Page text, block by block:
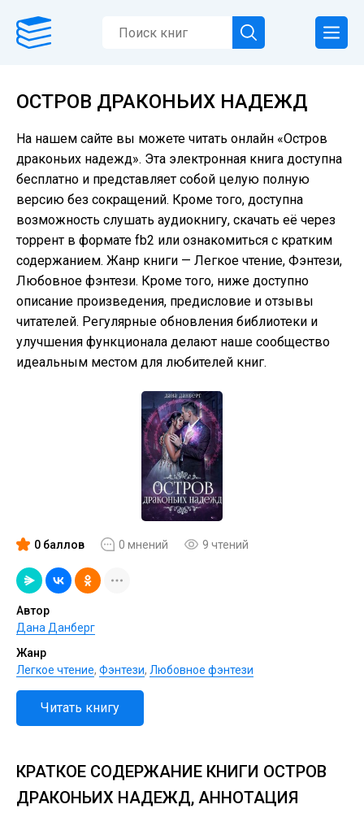
ОСТРОВ ДРАКОНЬИХ НАДЕЖД
На нашем сайте вы можете читать онлайн «Остров
драконьих надежд». Эта электронная книга доступна
бесплатно и представляет собой целую полную
версию без сокращений. Кроме того, доступна
возможность слушать аудиокнигу, скачать её через
торрент в формате fb2 или ознакомиться с кратким
содержанием. Жанр книги — Легкое чтение, Фэнтези,
Любовное фэнтези. Кроме того, ниже доступно
описание произведения, предисловие и отзывы
читателей. Регулярные обновления библиотеки и
улучшения функционала делают наше сообщество
идеальным местом для любителей книг.
0 баллов 0 мнений 9 чтений
Автор
Дана Данберг
Жанр
Легкое чтение, Фэнтези, Любовное фэнтези
Читать книгу
КРАТКОЕ СОДЕРЖАНИЕ КНИГИ ОСТРОВ
ДРАКОНЬИХ НАДЕЖД, АННОТАЦИЯ